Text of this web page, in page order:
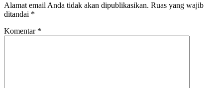
Alamat email Anda tidak akan dipublikasikan. Ruas yang wajib
ditandai *
Komentar *